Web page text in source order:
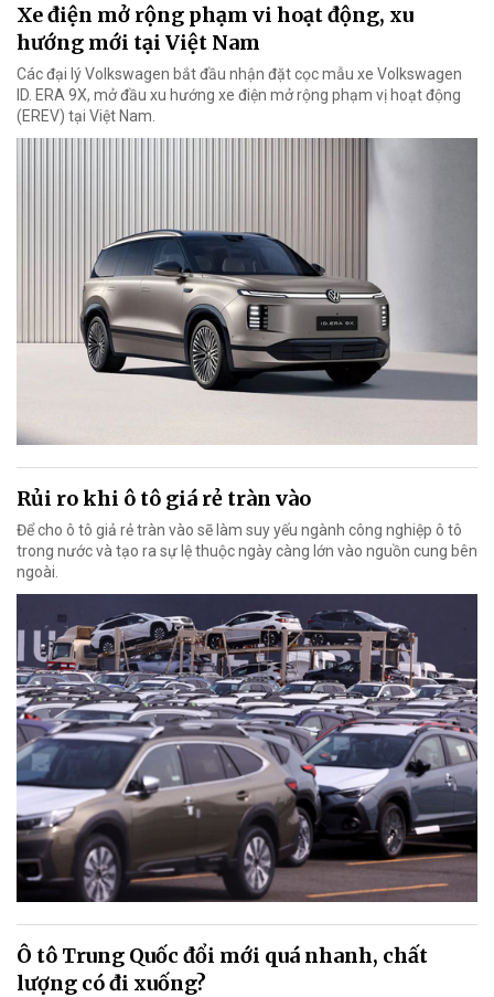
Xe điện mở rộng phạm vi hoạt động, xu
hướng mới tại Việt Nam
Các đại lý Volkswagen bắt đầu nhận đặt cọc mẫu xe Volkswagen
ID. ERA 9X, mở đầu xu hướng xe điện mở rộng phạm vị hoạt động
(EREV) tại Việt Nam.
Rủi ro khi ô tô giá rẻ tràn vào
Để cho ô tô giả rẻ tràn vào sẽ làm suy yếu ngành công nghiệp ô tô
trong nước và tạo ra sự lệ thuộc ngày càng lớn vào nguồn cung bên
ngoài.
Ô tô Trung Quốc đổi mới quá nhanh, chất
lượng có đi xuống?